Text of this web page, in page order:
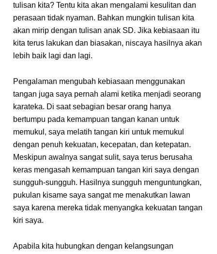
tulisan kita? Tentu kita akan mengalami kesulitan dan
perasaan tidak nyaman. Bahkan mungkin tulisan kita
akan mirip dengan tulisan anak SD. Jika kebiasaan itu
kita terus lakukan dan biasakan, niscaya hasilnya akan
lebih baik lagi dan lagi.
Pengalaman mengubah kebiasaan menggunakan
tangan juga saya pernah alami ketika menjadi seorang
karateka. Di saat sebagian besar orang hanya
bertumpu pada kemampuan tangan kanan untuk
memukul, saya melatih tangan kiri untuk memukul
dengan penuh kekuatan, kecepatan, dan ketepatan.
Meskipun awalnya sangat sulit, saya terus berusaha
keras mengasah kemampuan tangan kiri saya dengan
sungguh-sungguh. Hasilnya sungguh menguntungkan,
pukulan kisame saya sangat me menakutkan lawan
saya karena mereka tidak menyangka kekuatan tangan
kiri saya.
Apabila kita hubungkan dengan kelangsungan